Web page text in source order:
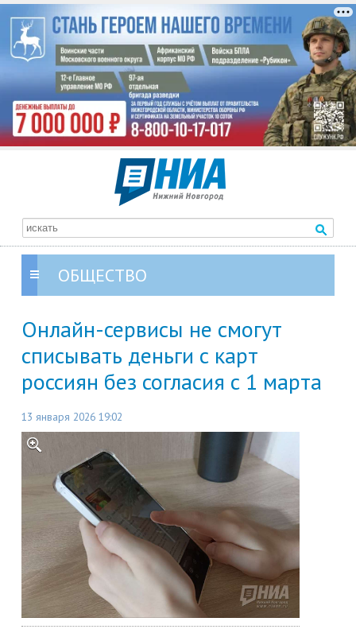
ОБЩЕСТВО
Онлайн-сервисы не смогут
списывать деньги с карт
россиян без согласия с 1 марта
13 января 2026 19:02